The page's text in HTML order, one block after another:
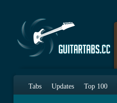
Tabs Updates Top 100